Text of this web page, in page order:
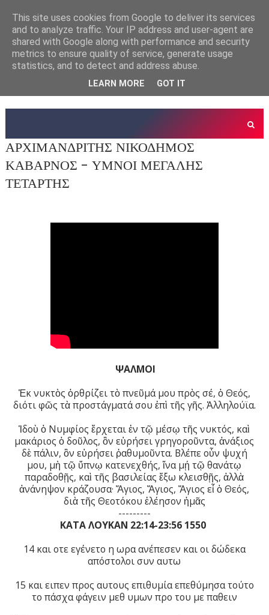
ΑΡΧΙΜΑΝΔΡΙΤΗΣ ΝΙΚΟΔΗΜΟΣ
ΚΑΒΑΡΝΟΣ - ΥΜΝΟΙ ΜΕΓΑΛΗΣ
ΤΕΤΑΡΤΗΣ
ΨΑΛΜΟΙ
Ἐκ νυκτὸς ὀρθρίζει τὸ πνεῦμά μου πρὸς σέ, ὁ Θεός,
διότι φῶς τὰ προστάγματά σου ἐπὶ τῆς γῆς. Ἀλληλούϊα.
Ἰδοὺ ὁ Νυμφίος ἔρχεται ἐν τῷ μέσῳ τῆς νυκτός, καὶ
μακάριος ὁ δοῦλος, ὃν εὑρήσει γρηγοροῦντα, ἀνάξιος
δὲ πάλιν, ὃν εὑρήσει ῥαθυμοῦντα. Βλέπε οὖν ψυχή
μου, μὴ τῷ ὕπνῳ κατενεχθής, ἵνα μῄ τῷ θανάτῳ
παραδοθῇς, καὶ τῆς βασιλείας ἔξω κλεισθῇς, ἀλλὰ
ἀνάνηψον κράζουσα· Ἅγιος, Ἅγιος, Ἅγιος εἶ ὁ Θεός,
διὰ τῆς Θεοτόκου ἐλέησον ἡμᾶς
---------
ΚΑΤΑ ΛΟΥΚΑΝ 22:14-23:56 1550
14 και οτε εγένετο η ωρα ανέπεσεν και οι δώδεκα
απόστολοι συν αυτω
15 και ειπεν προς αυτους επιθυμία επεθύμησα τούτο
το πάσχα φάγειν μεθ υμων προ του με παθειν
This site uses cookies from Google to deliver its services
and to analyze traffic. Your IP address and user-agent are
shared with Google along with performance and security
metrics to ensure quality of service, generate usage
statistics, and to detect and address abuse.
LEARN MORE GOT IT